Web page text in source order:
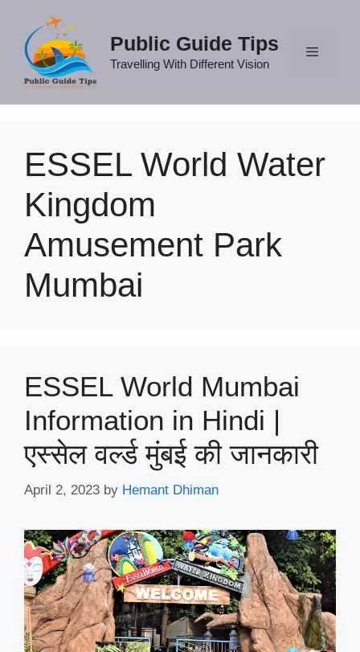
content
Public Guide Tips
Travelling With Different Vision
ESSEL World Water
Kingdom
Amusement Park
Mumbai
ESSEL World Mumbai
Information in Hindi |
एस्सेल वर्ल्‍ड मुंबई की जानकारी
April 2, 2023 by Hemant Dhiman